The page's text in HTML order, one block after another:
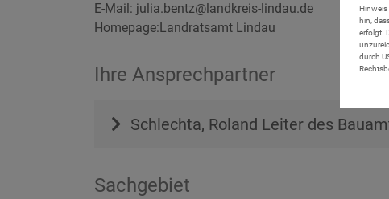
E-Mail: julia.bentz@landkreis-lindau.de
Homepage:Landratsamt Lindau
Ihre Ansprechpartner
Schlechta, Roland Leiter des
Sachgebiet
Hinweis
hin,
erfolgt.
durch